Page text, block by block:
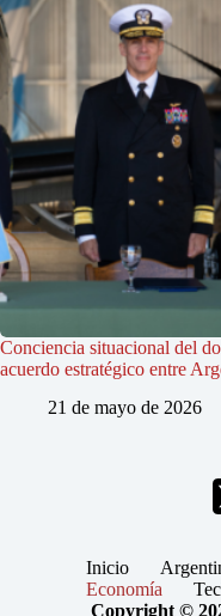
Conciencia situacional del
acuerdo estratégico entre
21 de mayo de 2026
Inicio
Economía
Copyright ©